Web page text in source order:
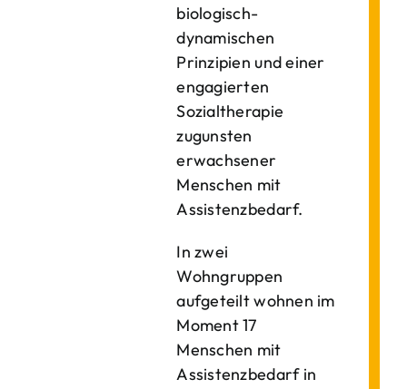
biologisch-
dynamischen
Prinzipien und einer
engagierten
Sozialtherapie
zugunsten
erwachsener
Menschen mit
Assistenzbedarf.
In zwei
Wohngruppen
aufgeteilt wohnen im
Moment 17
Menschen mit
Assistenzbedarf in